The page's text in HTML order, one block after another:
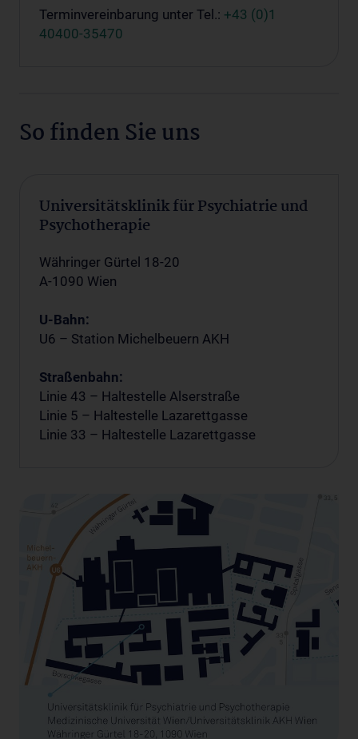
Terminvereinbarung unter Tel.: +43 (0)1
40400-35470
So finden Sie uns
Universitätsklinik für Psychiatrie und
Psychotherapie
Währinger Gürtel 18-20
A-1090 Wien
U-Bahn:
U6 – Station Michelbeuern AKH
Straßenbahn:
Linie 43 – Haltestelle Alserstraße
Linie 5 – Haltestelle Lazarettgasse
Linie 33 – Haltestelle Lazarettgasse